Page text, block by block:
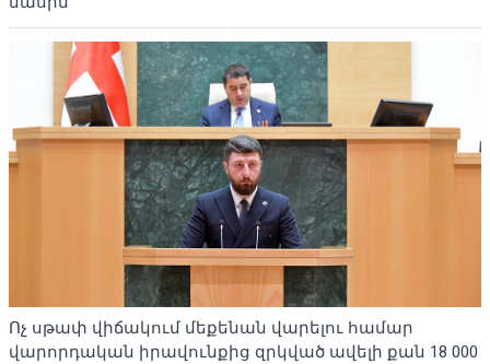
Ոչ սթափ վիճակում մեքենան վարելու համար
վարորդական իրավունքից զրկված ավելի քան 18 000